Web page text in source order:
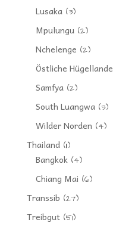
Lusaka(3)
Mpulungu(2)
Nchelenge (2)
Östliche Hügellande
Samfya(2)
South Luangwa(3)
Wilder Norden (4)
Thailand(11)
Bangkok(4)
Chiang Mai (6)
Transsib (27)
Treibgut(51)